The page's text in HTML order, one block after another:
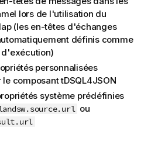
lors de l'utilisation du
(les en-têtes d'échanges
définis comme
personnalisées
composant tDSQL4JSON
système prédéfinies
ou